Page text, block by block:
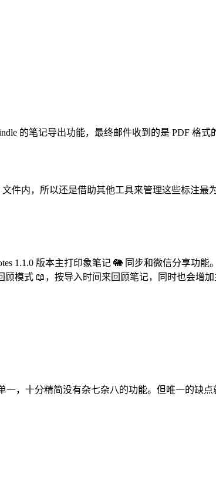
的笔记导出功能，最终邮件收到的是 PDF 格式
文件内，所以还是借助其他工具来管理这些标注最
1.1.0 版本主打印象笔记 🐘 同步和微信分享功
模式 📖，按导入时间来回顾笔记，同时也会增
一，十分精简没有杂七杂八的功能。但唯一的缺